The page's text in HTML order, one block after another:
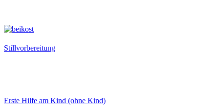
Stillvorbereitung
Erste Hilfe am Kind (ohne Kind)